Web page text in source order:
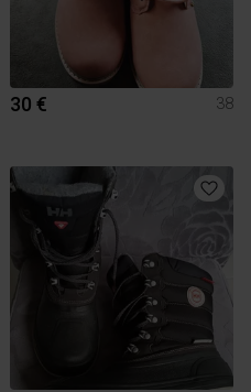
30 € 38